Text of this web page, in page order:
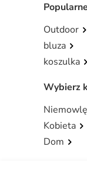
Outdoor
bluza
koszulka
Wybierz
Niemowlę
Kobieta
Dom